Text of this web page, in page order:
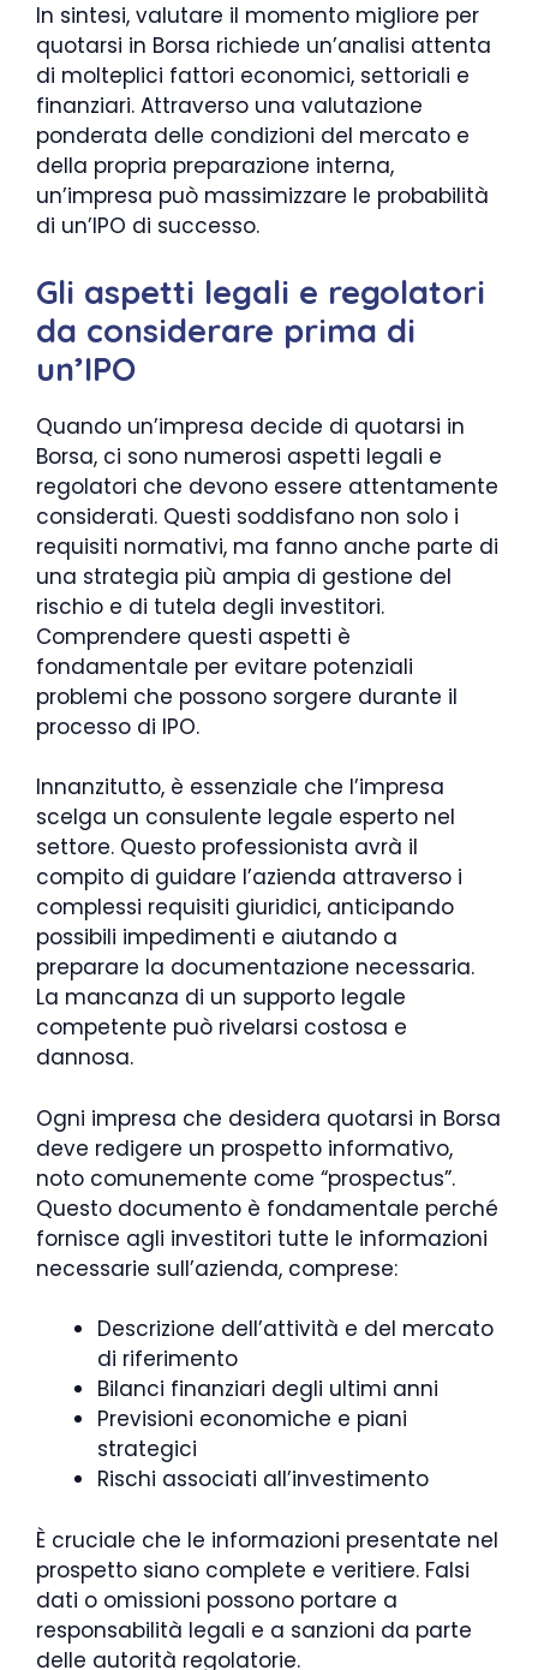
In sintesi, valutare il momento migliore per
quotarsi in Borsa richiede un’analisi attenta
di molteplici fattori economici, settoriali e
finanziari. Attraverso una valutazione
ponderata delle condizioni del mercato e
della propria preparazione interna,
un’impresa può massimizzare le probabilità
di un’IPO di successo.
Gli aspetti legali e regolatori
da considerare prima di
un’IPO
Quando un’impresa decide di quotarsi in
Borsa, ci sono numerosi aspetti legali e
regolatori che devono essere attentamente
considerati. Questi soddisfano non solo i
requisiti normativi, ma fanno anche parte di
una strategia più ampia di gestione del
rischio e di tutela degli investitori.
Comprendere questi aspetti è
fondamentale per evitare potenziali
problemi che possono sorgere durante il
processo di IPO.
Innanzitutto, è essenziale che l’impresa
scelga un consulente legale esperto nel
settore. Questo professionista avrà il
compito di guidare l’azienda attraverso i
complessi requisiti giuridici, anticipando
possibili impedimenti e aiutando a
preparare la documentazione necessaria.
La mancanza di un supporto legale
competente può rivelarsi costosa e
dannosa.
Ogni impresa che desidera quotarsi in Borsa
deve redigere un prospetto informativo,
noto comunemente come “prospectus”.
Questo documento è fondamentale perché
fornisce agli investitori tutte le informazioni
necessarie sull’azienda, comprese:
Descrizione dell’attività e del mercato
di riferimento
Bilanci finanziari degli ultimi anni
Previsioni economiche e piani
strategici
Rischi associati all’investimento
È cruciale che le informazioni presentate nel
prospetto siano complete e veritiere. Falsi
dati o omissioni possono portare a
responsabilità legali e a sanzioni da parte
delle autorità regolatorie.